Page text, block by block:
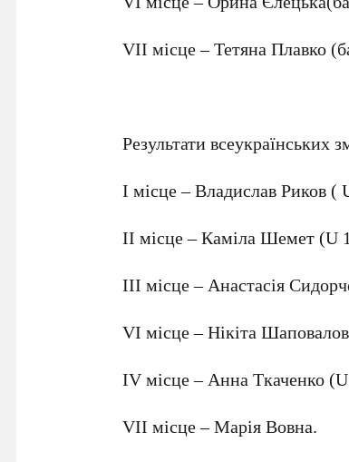
VII місце – Тетяна Плавко
Результати всеукраїнських
I місце – Владислав Риков (
ІІ місце – Каміла Шемет
III місце – Анастасія
VI місце – Нікіта
IV місце – Анна Ткаченко
VII місце – Марія Вовна.